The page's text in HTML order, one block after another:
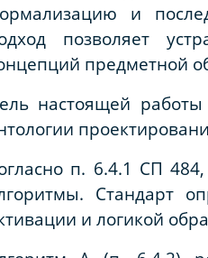
и
позволяет
предметной
настоящей
п. 6.4.1 СП
Стандарт
и логикой